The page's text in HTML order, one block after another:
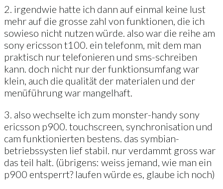
2. irgendwie hatte ich dann auf einmal keine lust
mehr auf die grosse zahl von funktionen, die ich
sowieso nicht nutzen würde. also war die reihe am
sony ericsson t100. ein telefonm, mit dem man
praktisch nur telefonieren und sms-schreiben
kann. doch nicht nur der funktionsumfang war
klein, auch die qualität der materialen und der
menüführung war mangelhaft.
3. also wechselte ich zum monster-handy sony
ericsson p900. touchscreen, synchronisation und
cam funktionierten bestens. das symbian-
betriebssysten lief stabil. nur verdammt gross war
das teil halt. (übrigens: weiss jemand, wie man ein
p900 entsperrt? laufen würde es, glaube ich noch)